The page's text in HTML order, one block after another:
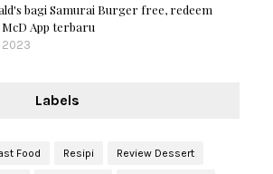
bagi Samurai Burger free, redeem
McD App terbaru
2023
Labels
Food Resipi Review Dessert